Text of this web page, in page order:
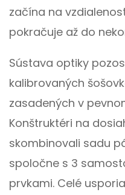
začína na
pokračuje až do
Sústava optiky
kalibrovaných
zasadených v
Konštruktéri na
skombinovali sadu
spoločne s 3
prvkami. Celé